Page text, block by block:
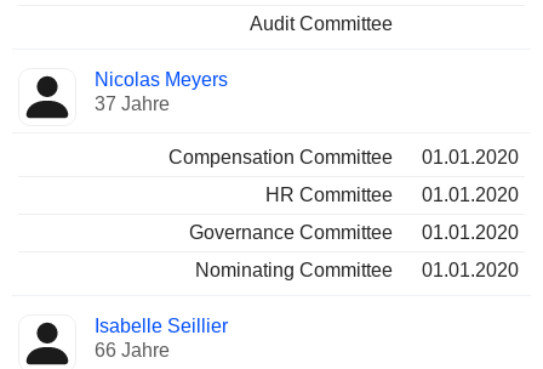
Audit Committee
Nicolas Meyers
37 Jahre
Compensation Committee
01.01.2020
HR Committee
01.01.2020
Governance Committee
01.01.2020
Nominating Committee
01.01.2020
Isabelle Seillier
66 Jahre